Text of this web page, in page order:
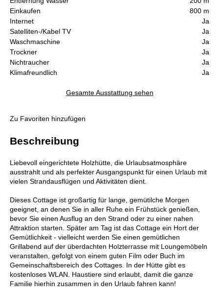
Einkaufen
800 m
Internet
Ja
Satelliten-/Kabel TV
Ja
Waschmaschine
Ja
Trockner
Ja
Nichtraucher
Ja
Klimafreundlich
Ja
Gesamte Ausstattung sehen
Zu Favoriten hinzufügen
Beschreibung
Liebevoll eingerichtete Holzhütte, die Urlaubsatmosphäre
ausstrahlt und als perfekter Ausgangspunkt für einen Urlaub mit
vielen Strandausflügen und Aktivitäten dient.
Dieses Cottage ist großartig für lange, gemütilche Morgen
geeignet, an denen Sie in aller Ruhe ein Frühstück genießen,
bevor Sie einen Ausflug an den Strand oder zu einer nahen
Attraktion starten. Später am Tag ist das Cottage ein Hort der
Gemütlichkeit - vielleicht werden Sie einen gemütlichen
Grillabend auf der überdachten Holzterrasse mit Loungemöbeln
veranstalten, gefolgt von einem guten Film oder Buch im
Gemeinschaftsbereich des Cottages. In der Hütte gibt es
kostenloses WLAN. Haustiere sind erlaubt, damit die ganze
Familie hierhin zusammen in den Urlaub fahren kann!